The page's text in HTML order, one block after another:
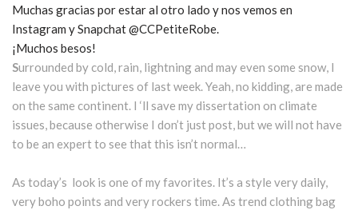
Muchas gracias por estar al otro lado y nos vemos en
Instagram y Snapchat @CCPetiteRobe.
¡Muchos besos!
Surrounded by cold, rain, lightning and may even some snow, I
leave you with pictures of last week. Yeah, no kidding, are made
on the same continent. I ‘ll save my dissertation on climate
issues, because otherwise I don’t just post, but we will not have
to be an expert to see that this isn’t normal…
As today’s look is one of my favorites. It’s a style very daily,
very boho points and very rockers time. As trend clothing bag